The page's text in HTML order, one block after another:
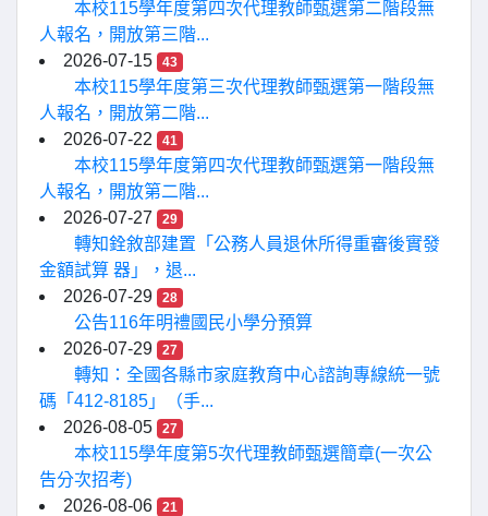
本校115學年度第四次代理教師甄選第二階段無
人報名，開放第三階...
2026-07-15
43
本校115學年度第三次代理教師甄選第一階段無
人報名，開放第二階...
2026-07-22
41
本校115學年度第四次代理教師甄選第一階段無
人報名，開放第二階...
2026-07-27
29
轉知銓敘部建置「公務人員退休所得重審後實發
金額試算 器」，退...
2026-07-29
28
公告116年明禮國民小學分預算
2026-07-29
27
轉知：全國各縣市家庭教育中心諮詢專線統一號
碼「412-8185」（手...
2026-08-05
27
本校115學年度第5次代理教師甄選簡章(一次公
告分次招考)
2026-08-06
21